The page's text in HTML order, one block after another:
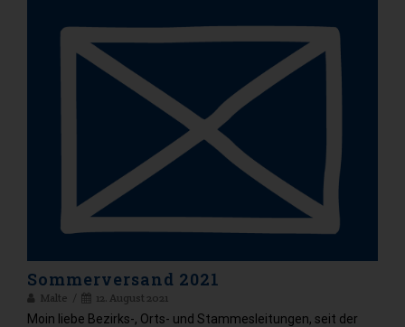
Sommerversand 2021
Malte 12. August 2021
Moin liebe Bezirks-, Orts- und Stammesleitungen, seit der